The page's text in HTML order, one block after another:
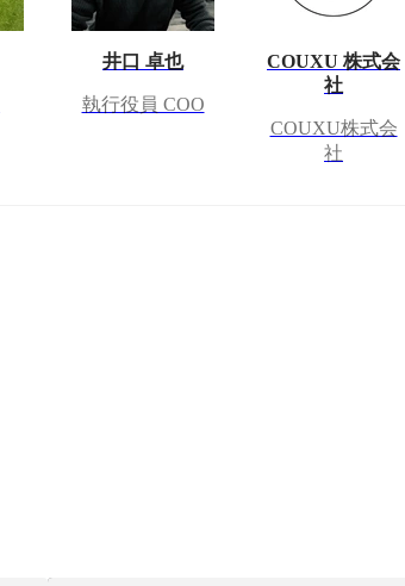
井口 卓也
執行役員 COO
COUXU 株式会
社
COUXU株式会
社